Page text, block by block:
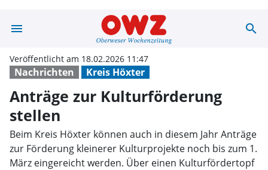
menu Anträge zur search
Nachrichten Kreis Höxter
Veröffentlicht am 18.02.2026 11:47
Anträge zur Kulturförderung
stellen
Beim Kreis Höxter können auch in diesem Jahr Anträge
zur Förderung kleinerer Kulturprojekte noch bis zum 1.
März eingereicht werden. Über einen Kulturfördertopf